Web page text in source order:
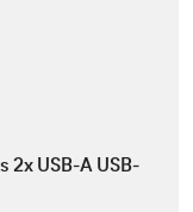
2x USB-A USB-